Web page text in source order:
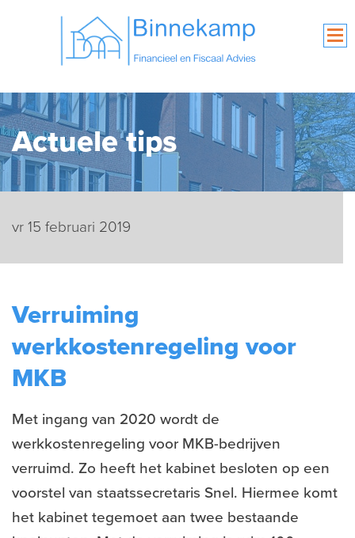
Actuele tips
vr 15 februari 2019
Verruiming
werkkostenregeling voor
MKB
Met ingang van 2020 wordt de
werkkostenregeling voor MKB-bedrijven
verruimd. Zo heeft het kabinet besloten op een
voorstel van staatssecretaris Snel. Hiermee komt
het kabinet tegemoet aan twee bestaande